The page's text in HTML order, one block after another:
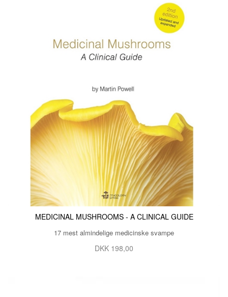
MEDICINAL MUSHROOMS - A CLINICAL GUIDE
17 mest almindelige medicinske svampe
DKK 198,00